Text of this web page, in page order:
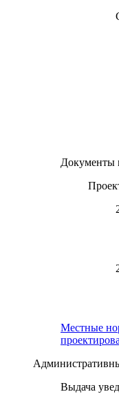
Документы
Местные
Выдача